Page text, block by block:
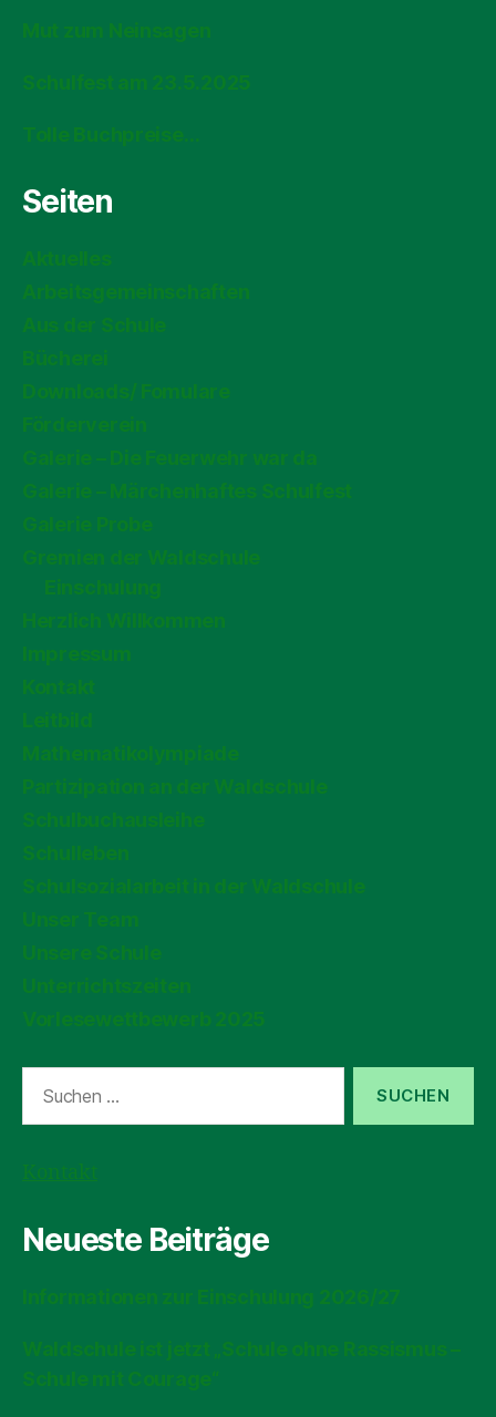
Mut zum Neinsagen
Schulfest am 23.5.2025
Tolle Buchpreise…
Seiten
Aktuelles
Arbeitsgemeinschaften
Aus der Schule
Bücherei
Downloads/ Fomulare
Förderverein
Galerie – Die Feuerwehr war da
Galerie – Märchenhaftes Schulfest
Galerie Probe
Gremien der Waldschule
Einschulung
Herzlich Willkommen
Impressum
Kontakt
Leitbild
Mathematikolympiade
Partizipation an der Waldschule
Schulbuchausleihe
Schulleben
Schulsozialarbeit in der Waldschule
Unser Team
Unsere Schule
Unterrichtszeiten
Vorlesewettbewerb 2025
nach:
Kontakt
Neueste Beiträge
Informationen zur Einschulung 2026/27
Waldschule ist jetzt „Schule ohne Rassismus –
Schule mit Courage“